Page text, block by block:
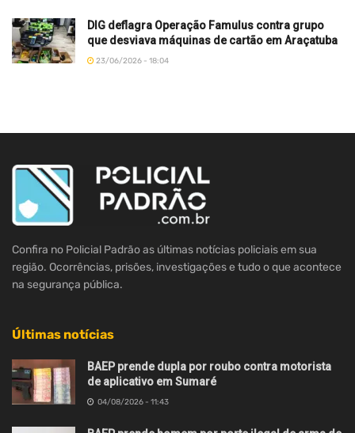
DIG deflagra Operação Famulus contra grupo
que desviava máquinas de cartão em Araçatuba
23/06/2026 - 18:04
Confira no Policial Padrão as últimas notícias policiais em sua
região. Ocorrências, prisões, investigações e tudo o que acontece
na segurança pública.
Últimas notícias
BAEP prende dupla por roubo contra motorista
de aplicativo em Sumaré
04/08/2026 - 11:43